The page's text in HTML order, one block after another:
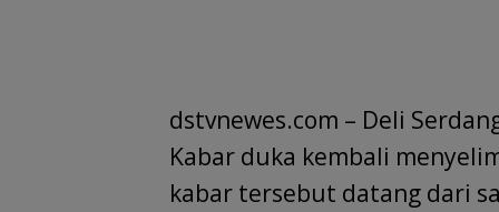
dstvnewes.com – Deli
Kabar duka kembali
kabar tersebut datang dari